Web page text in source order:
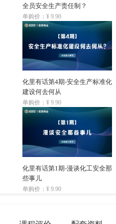
全员安全生产责任制？
单购价：¥ 9.90
化里有话第4期-安全生产标准化
建设何去何从
单购价：¥ 9.90
化里有话第1期-漫谈化工安全那
些事儿
单购价：¥ 9.90